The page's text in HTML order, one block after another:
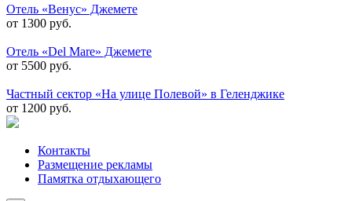
Отель «Венус» Джемете
от 1300 руб.
Отель «Del Mare» Джемете
от 5500 руб.
Частный сектор «На улице Полевой» в Геленджике
от 1200 руб.
Контакты
Размещение рекламы
Памятка отдыхающего